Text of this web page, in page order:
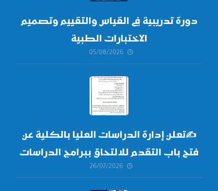
دورة تدريبية في القياس والتقييم وتصميم
الاختبارات الطبية
05/08/2026
✍تعلن إدارة الدراسات العليا بالكلية عن
فتح باب التقدم للالتحاق ببرامج الدراسات
العليا لدورة
26/07/2026